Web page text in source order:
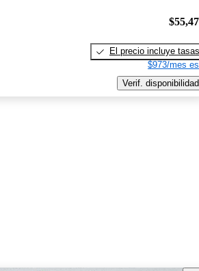
El precio incluye tasas
$973/mes
Verif. disponibilidad